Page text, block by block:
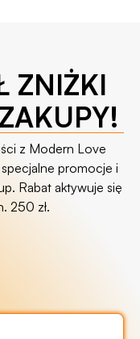
ZNIŻKI
z Modern Love
promocje i
Rabat aktywuje się
250 zł.